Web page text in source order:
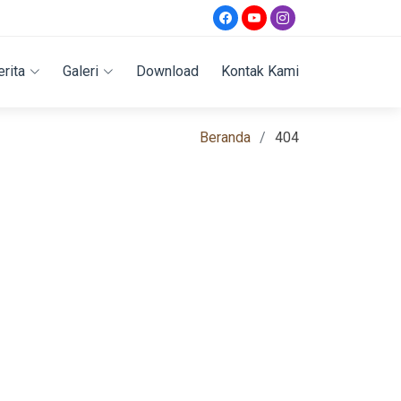
Galeri Download Kontak Kami
Beranda 404